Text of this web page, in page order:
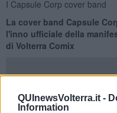
QUInewsVolterra.it -
Information
I Capsule Corp cover band
La cover band Capsule
l'inno ufficiale della
di Volterra Comix